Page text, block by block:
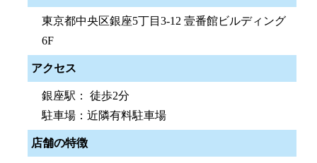
東京都中央区銀座5丁目3-12 壹番館ビルディング
6F
アクセス
銀座駅： 徒歩2分
駐車場：近隣有料駐車場
店舗の特徴